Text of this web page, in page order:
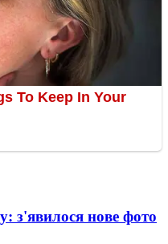
з'явилося нове фото